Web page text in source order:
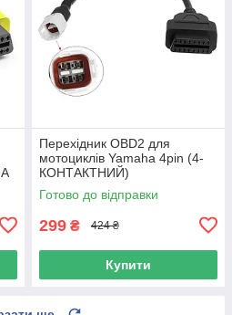
Перехідник OBD2 для
мотоциклів Yamaha 4pin (4-
КОНТАКТНИЙ)
Готово до відправки
299 ₴ 424 ₴
Купити